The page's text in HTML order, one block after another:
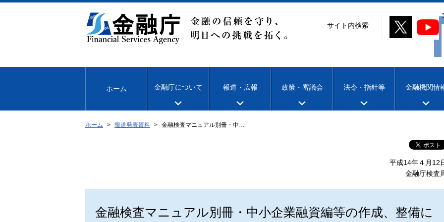
文
移
サイト内検索
ホーム 金融庁について 報道・広報 政策・審議会 法令・指針等 金融機関情
ホーム 報道発表資料 金融検査マニュアル別冊・中…
平成14年４月12
金融庁検査
金融検査マニュアル別冊・中小企業融資編等の作成、整備に